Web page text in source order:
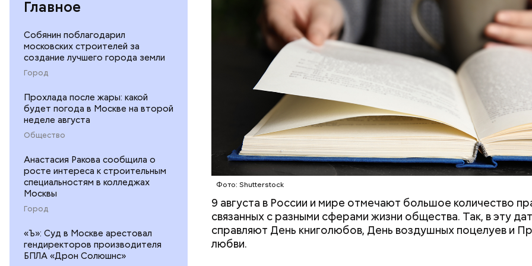
Главное
Собянин поблагодарил
московских строителей за
создание лучшего города земли
Город
Прохлада после жары: какой
будет погода в Москве на второй
неделе августа
Общество
Анастасия Ракова сообщила о
росте интереса к строительным
специальностям в колледжах
Москвы
Город
«Ъ»: Суд в Москве арестовал
гендиректоров производителя
БПЛА «Дрон Солюшнс»
Фото: Shutterstock
9 августа в России и мире отмечают большое количество
связанных с разными сферами жизни общества. Так, в эту
справляют День книголюбов, День воздушных поцелуев и
любви.
Международный день бесконечности